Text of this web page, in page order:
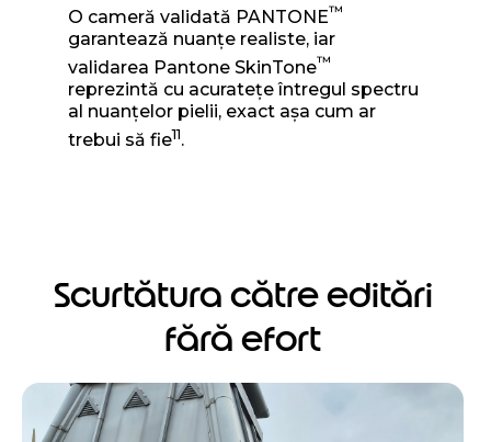
O cameră validată PANTONE™
garantează nuanțe realiste, iar
validarea Pantone SkinTone™
reprezintă cu acuratețe întregul spectru
al nuanțelor pielii, exact așa cum ar
trebui să fie11.
Scurtătura către editări
fără efort